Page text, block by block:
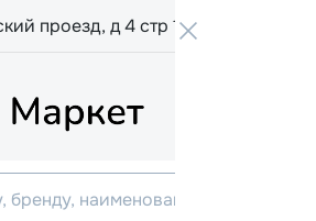
проезд, д 4 стр 19